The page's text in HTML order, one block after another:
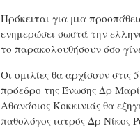
Πρόκειται για μια
ενημερώσει σωστά την
το παρακολουθήσουν όσο
Οι ομιλίες θα αρχίσουν
πρόεδρο της Ένωσης Δρ
Αθανάσιος Κοκκινιάς θα
παθολόγος ιατρός Δρ Νίκος